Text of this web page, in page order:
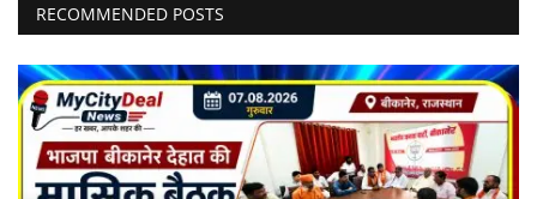
RECOMMENDED POSTS